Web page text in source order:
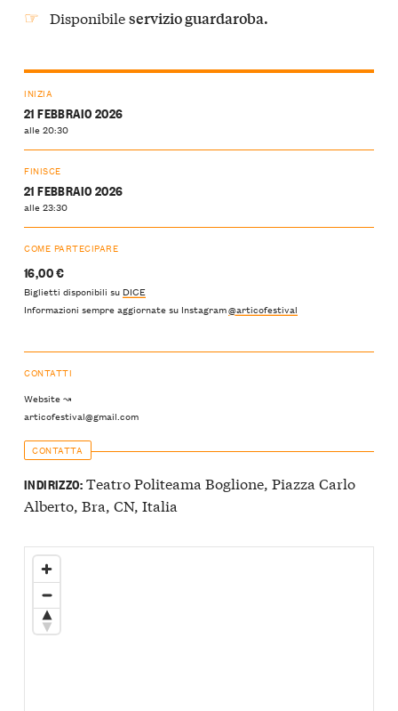
⁠Disponibileservizio guardaroba.
INIZIA
21 FEBBRAIO 2026
alle 20:30
FINISCE
21 FEBBRAIO 2026
alle 23:30
COME PARTECIPARE
16,00 €
Biglietti disponibili su DICE
Informazioni sempre aggiornate su Instagram@articofestival
CONTATTI
Website ↝
articofestival@gmail.com
CONTATTA
INDIRIZZO:Teatro Politeama Boglione, Piazza Carlo
Alberto, Bra, CN, Italia